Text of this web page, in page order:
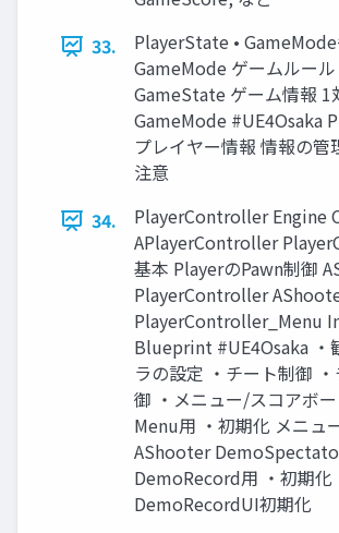
33.
PlayerState •
GameMode ゲームルール
GameState ゲーム情報 1
GameMode #UE4Osaka
プレイヤー情報 情報の管
注意
34.
PlayerController Engine
APlayerController
基本 PlayerのPawn制御
PlayerController
PlayerController_Menu
Blueprint #UE4Osaka ・
ラの設定 ・チート制御
御 ・メニュー/スコアボ
Menu用 ・初期化 メニュ
AShooter
DemoRecord用 ・初期化
DemoRecordUI初期化